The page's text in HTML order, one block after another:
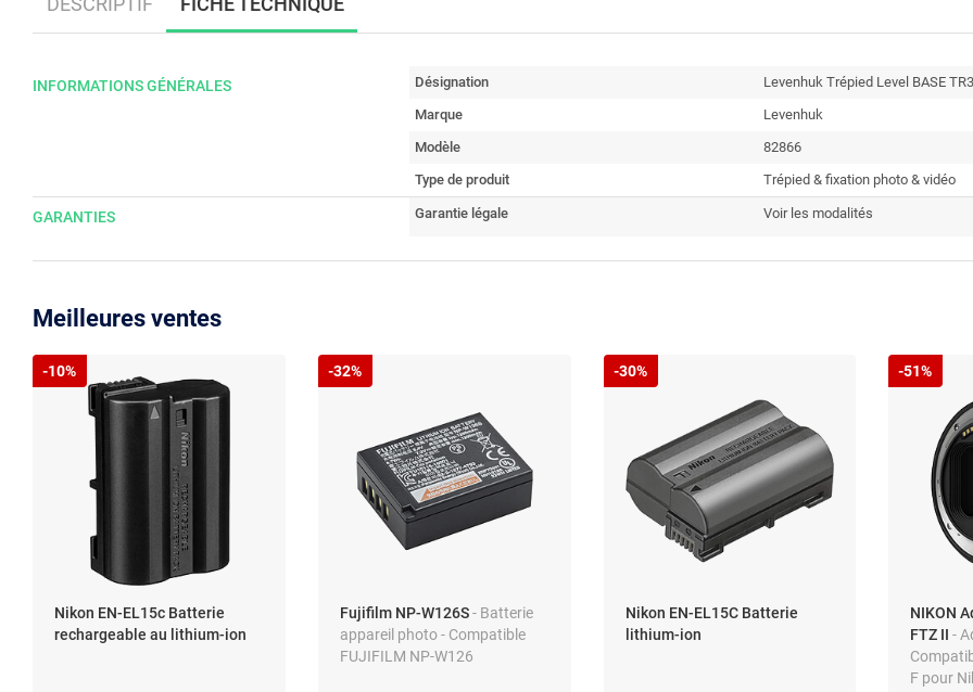
INFORMATIONS GÉNÉRALES Désignation
Levenhuk Trépied Level BASE
Marque
Levenhuk
Modèle
82866
Type de produit
Trépied & fixation photo & vidéo
GARANTIES Garantie légale Voir les modalités
Meilleures ventes
Nikon EN-EL15c Batterie
rechargeable au lithium-ion
-10%
Fujifilm NP-W126S- Batterie
appareil photo - Compatible
FUJIFILM NP-W126
-32%
Nikon EN-EL15C Batterie
lithium-ion
-30%
NIKON
FTZ II-
F pour
-51%